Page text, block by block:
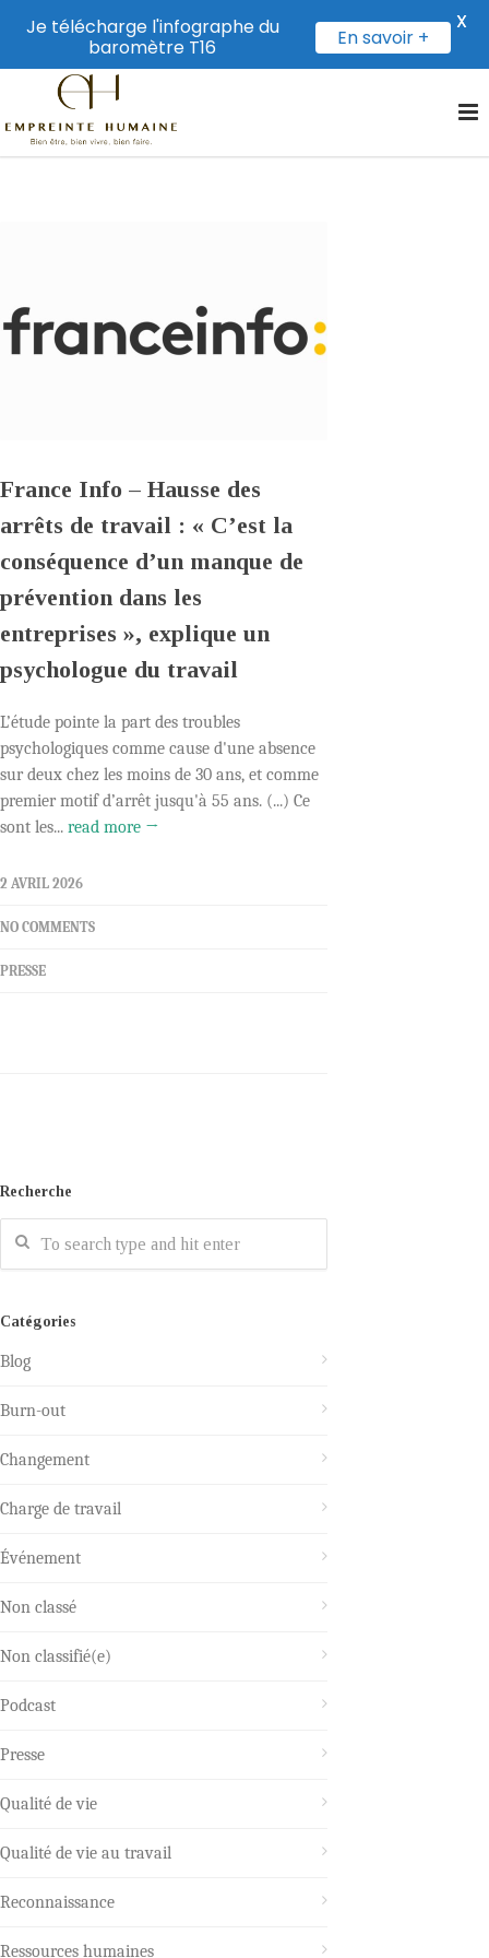
France Info – Hausse des
arrêts de travail : « C’est la
conséquence d’un manque de
prévention dans les
entreprises », explique un
psychologue du travail
L’étude pointe la part des troubles
psychologiques comme cause d'une absence
sur deux chez les moins de 30 ans, et comme
premier motif d’arrêt jusqu'à 55 ans. (...) Ce
sont les... read more →
2 AVRIL 2026
NO COMMENTS
PRESSE
Recherche
Catégories
Blog
Burn-out
Changement
Charge de travail
Événement
Non classé
Non classifié(e)
Podcast
Presse
Qualité de vie
Qualité de vie au travail
Reconnaissance
Ressources humaines
Je télécharge l'infographe du
baromètre T16
En savoir +
X